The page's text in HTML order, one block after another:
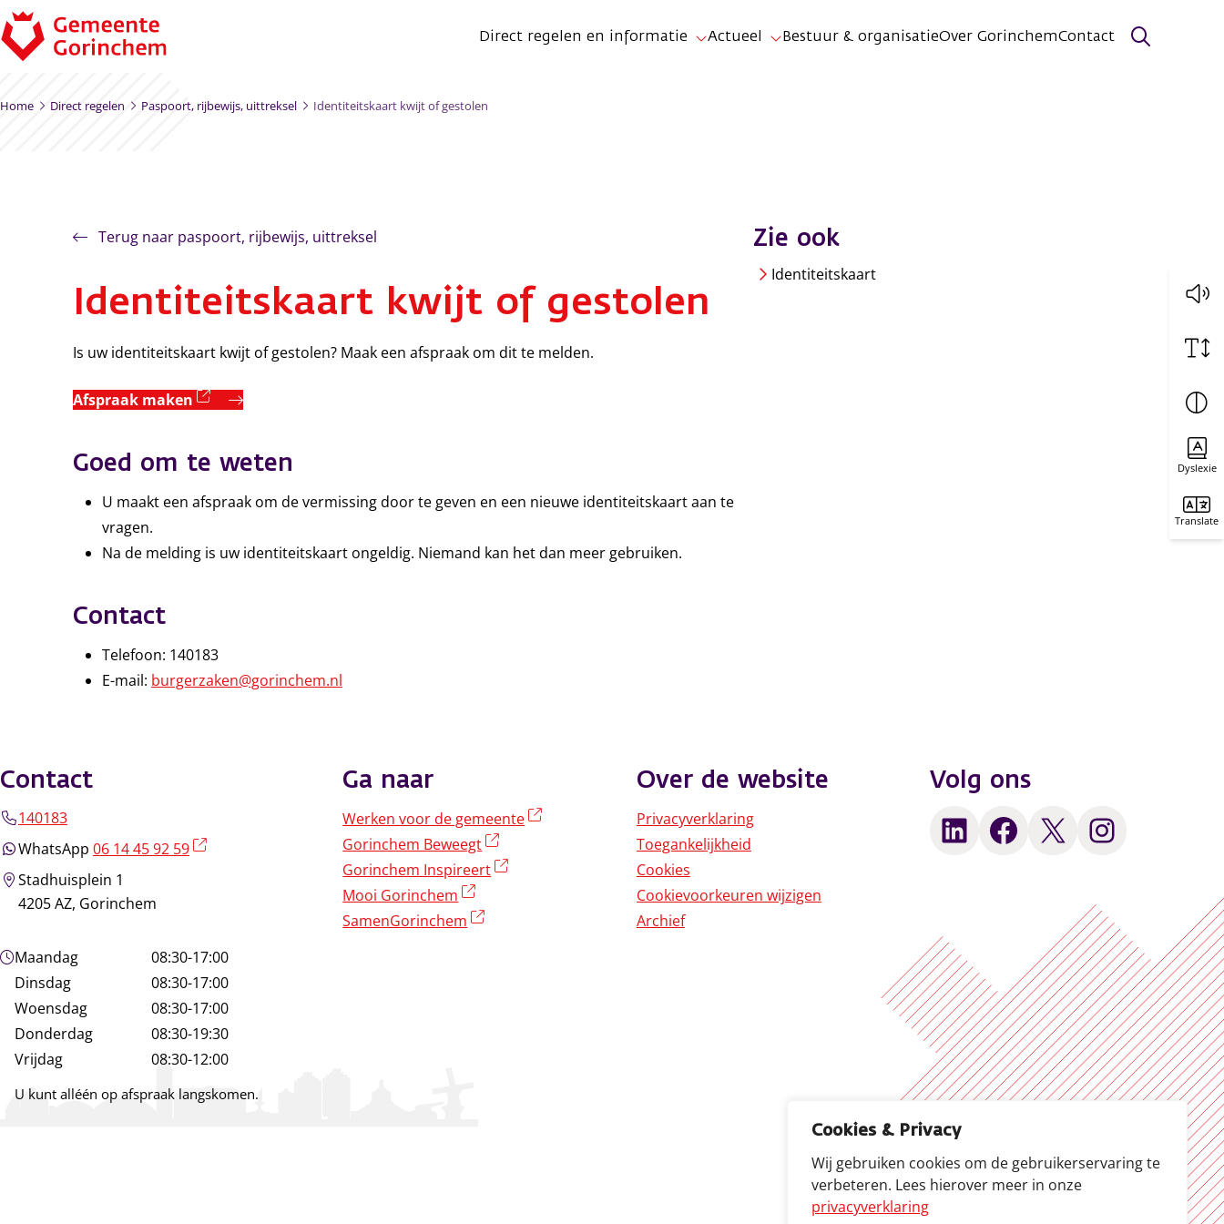
Cookies & Privacy
Wij gebruiken cookies om de gebruikerservaring te
verbeteren. Lees hierover meer in onze
privacyverklaring
Ga naar de inhoud
Direct regelen en informatie Actueel Bestuur & organisatieOver GorinchemContact Zoeken
Dyslexie
Translate
Home Direct regelen Paspoort, rijbewijs, uittreksel Identiteitskaart kwijt of gestolen
Terug naar paspoort, rijbewijs, uittreksel
Identiteitskaart kwijt of gestolen
Is uw identiteitskaart kwijt of gestolen? Maak een afspraak om dit te melden.
Afspraak maken (externe link)
Goed om te weten
U maakt een afspraak om de vermissing door te geven en een nieuwe identiteitskaart aan te
vragen.
Na de melding is uw identiteitskaart ongeldig. Niemand kan het dan meer gebruiken.
Contact
Telefoon: 140183
E-mail: burgerzaken@gorinchem.nl
Zie ook
Identiteitskaart
Contact
140183
WhatsApp 06 14 45 92 59
Stadhuisplein 1
4205 AZ, Gorinchem
Openingstijden
Maandag
08:30-17:00
Dinsdag
08:30-17:00
Woensdag
08:30-17:00
Donderdag
08:30-19:30
Vrijdag
08:30-12:00
U kunt alléén op afspraak langskomen.
Ga naar
Werken voor de gemeente
(externe link)
Gorinchem Beweegt
Gorinchem Inspireert
Mooi Gorinchem
SamenGorinchem
Over de website
Privacyverklaring
Toegankelijkheid
Cookies
Cookievoorkeuren wijzigen
Archief
Volg ons
LinkedIn Facebook X Instagram